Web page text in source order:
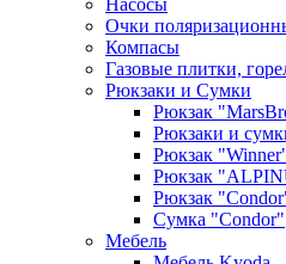
Очки
Компасы
Газовые плитки,
Рюкзаки и Сумки
Рюкзак
Рюкзаки и
Рюкзак
Рюкзак
Рюкзак
Сумка "Condor"
Мебель